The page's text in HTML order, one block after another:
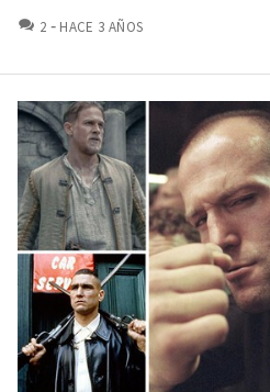
2 COMENTARIOS
HACE 3 AÑOS